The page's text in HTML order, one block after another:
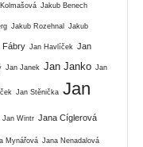
Jakub Benech
Jakub Rozehnal Jakub
Fábry Jan Havlíček Jan
Jan Janek Jan Janko Jan
Jan Stěnička Jan
Jan Wintr Jana Cíglerová
Mynářová Jana Nenadalová